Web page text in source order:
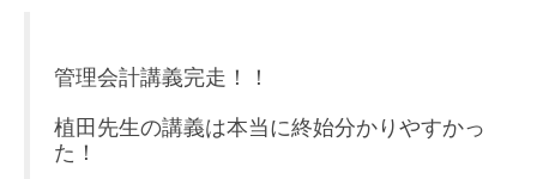
管理会計講義完走！！
植田先生の講義は本当に終始分かりやすかっ
た！